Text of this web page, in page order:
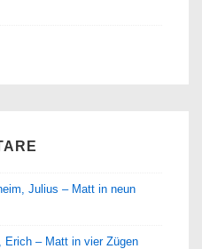
Julius – Matt in neun
Erich – Matt in vier Zügen